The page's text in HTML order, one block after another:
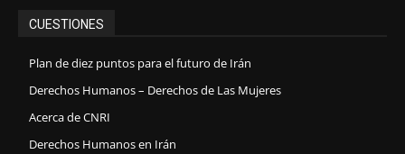
CUESTIONES
Plan de diez puntos para el futuro de Irán
Derechos Humanos – Derechos de Las Mujeres
Acerca de CNRI
Derechos Humanos en Irán